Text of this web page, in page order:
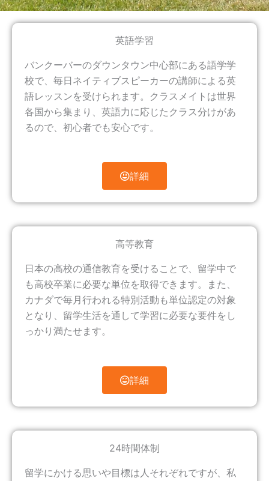
英語学習
バンクーバーのダウンタウン中心部にある語学学
校で、毎日ネイティブスピーカーの講師による英
語レッスンを受けられます。クラスメイトは世界
各国から集まり、英語力に応じたクラス分けがあ
るので、初心者でも安心です。
詳細
高等教育
日本の高校の通信教育を受けることで、留学中で
も高校卒業に必要な単位を取得できます。また、
カナダで毎月行われる特別活動も単位認定の対象
となり、留学生活を通して学習に必要な要件をし
っかり満たせます。
詳細
24時間体制
留学にかける思いや目標は人それぞれですが、私